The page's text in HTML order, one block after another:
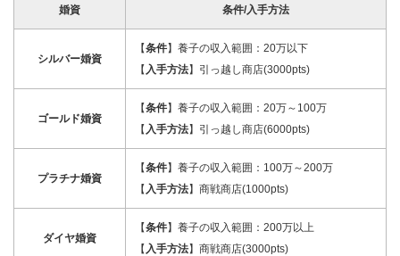
婚資 条件/入手方法
シルバー婚資
【条件】養子の収入範囲：20万以下
【 入手方法】引っ越し商店(3000pts)
ゴールド婚資
【条件】養子の収入範囲：20万～100万
【 入手方法】引っ越し商店(6000pts)
プラチナ婚資
【条件】養子の収入範囲：100万～200万
【 入手方法】商戦商店(1000pts)
ダイヤ婚資
【条件】養子の収入範囲：200万以上
【 入手方法】商戦商店(3000pts)